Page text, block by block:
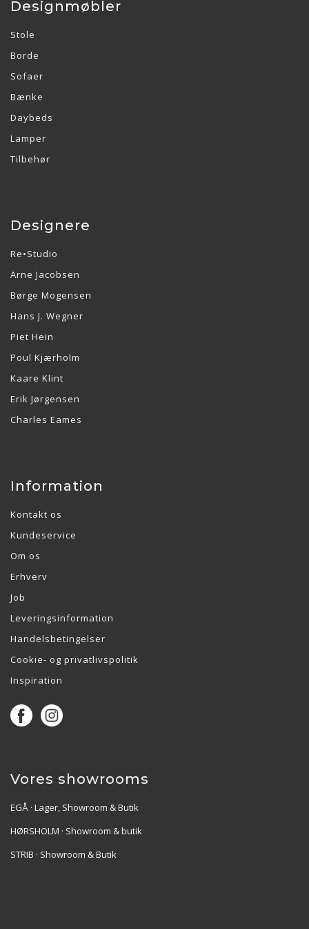
Designmøbler
Stole
Borde
Sofaer
Bænke
Daybeds
Lamper
Tilbehør
Designere
Re•Studio
Arne Jacobsen
Børge Mogensen
Hans J. Wegner
Piet Hein
Poul Kjærholm
Kaare Klint
Erik Jørgensen
Charles Eames
Information
Kontakt os
Kundeservice
Om os
Erhverv
Job
Leveringsinformation
Handelsbetingelser
Cookie- og privatlivspolitik
Inspiration
Vores showrooms
EGÅ · Lager, Showroom & Butik
HØRSHOLM · Showroom & butik
STRIB · Showroom & Butik